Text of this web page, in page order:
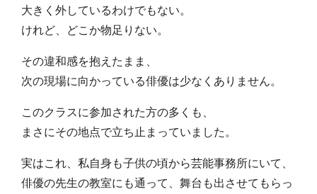
大きく外しているわけでもない。
けれど、どこか物足りない。
その違和感を抱えたまま、
次の現場に向かっている俳優は少なくありません。
このクラスに参加された方の多くも、
まさにその地点で立ち止まっていました。
実はこれ、私自身も子供の頃から芸能事務所にいて、
俳優の先生の教室にも通って、舞台も出させてもらっ